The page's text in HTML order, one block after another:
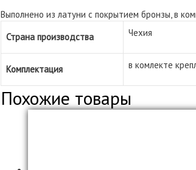
09
BR
Выполнено из латуни с покрытием бронзы, в
Страна производства
Чехия
Комплектация в комлекте
Похожие товары